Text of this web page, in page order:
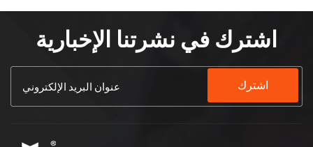
اشترك في نشرتنا الإخبارية
اشترك